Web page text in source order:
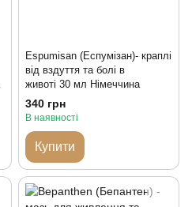
Espumisan (Еспумізан)- краплі
від вздуття та болі в
животі 30 мл Німеччина
340 грн
В наявності
Купити